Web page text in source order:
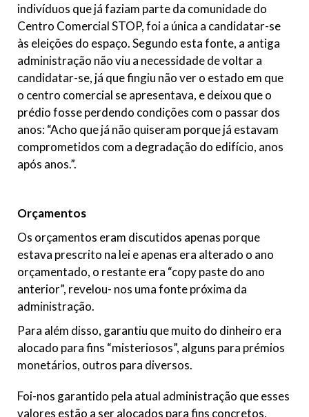
indivíduos que já faziam parte da comunidade do
Centro Comercial STOP, foi a única a candidatar-se
às eleições do espaço. Segundo esta fonte, a antiga
administração não viu a necessidade de voltar a
candidatar-se, já que fingiu não ver o estado em que
o centro comercial se apresentava, e deixou que o
prédio fosse perdendo condições com o passar dos
anos: “Acho que já não quiseram porque já estavam
comprometidos com a degradação do edifício, anos
após anos.”.
Orçamentos
Os orçamentos eram discutidos apenas porque
estava prescrito na lei e apenas era alterado o ano
orçamentado, o restante era “copy paste do ano
anterior”, revelou- nos uma fonte próxima da
administração.
Para além disso, garantiu que muito do dinheiro era
alocado para fins “misteriosos”, alguns para prémios
monetários, outros para diversos.
Foi-nos garantido pela atual administração que esses
valores estão a ser alocados para fins concretos,